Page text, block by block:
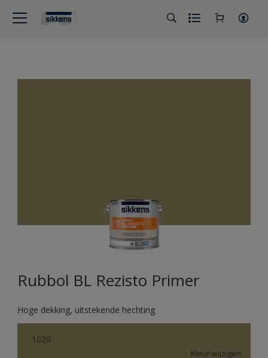
Rubbol BL Rezisto Primer
Hoge dekking, uitstekende hechting
1020
Kleur wijzigen